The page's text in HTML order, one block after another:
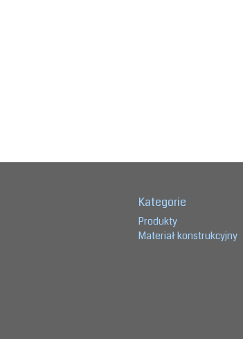
Kategorie
Produkty
Materiał konstrukcyjny